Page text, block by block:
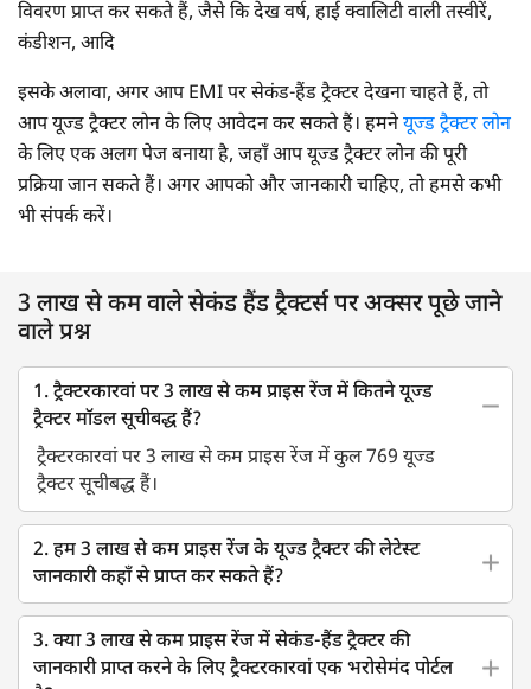
विवरण प्राप्त कर सकते हैं, जैसे कि देख वर्ष, हाई क्वालिटी वाली तस्वीरें,
कंडीशन, आदि
इसके अलावा, अगर आप EMI पर सेकंड-हैंड ट्रैक्टर देखना चाहते हैं, तो
आप यूज्ड ट्रैक्टर लोन के लिए आवेदन कर सकते हैं। हमनेयूज्ड ट्रैक्टर लोन
के लिए एक अलग पेज बनाया है, जहाँ आप यूज्ड ट्रैक्टर लोन की पूरी
प्रक्रिया जान सकते हैं। अगर आपको और जानकारी चाहिए, तो हमसे कभी
भी संपर्क करें।
3 लाख से कम वाले सेकंड हैंड ट्रैक्टर्स पर अक्सर पूछे जाने
वाले प्रश्न
1. ट्रैक्टरकारवां पर 3 लाख से कम प्राइस रेंज में कितने यूज्ड
ट्रैक्टर मॉडल सूचीबद्ध हैं?
ट्रैक्टरकारवां पर 3 लाख से कम प्राइस रेंज में कुल 769 यूज्ड
ट्रैक्टर सूचीबद्ध हैं।
2. हम 3 लाख से कम प्राइस रेंज के यूज्ड ट्रैक्टर की लेटेस्ट
जानकारी कहाँ से प्राप्त कर सकते हैं?
3. क्या 3 लाख से कम प्राइस रेंज में सेकंड-हैंड ट्रैक्टर की
जानकारी प्राप्त करने के लिए ट्रैक्टरकारवां एक भरोसेमंद पोर्टल